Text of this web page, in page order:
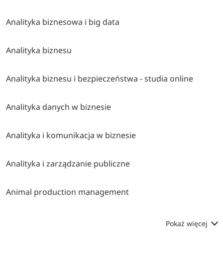
Analityka biznesowa i big data
Analityka biznesu
Analityka biznesu i bezpieczeństwa - studia online
Analityka danych w biznesie
Analityka i komunikacja w biznesie
Analityka i zarządzanie publiczne
Animal production management
Pokaż więcej